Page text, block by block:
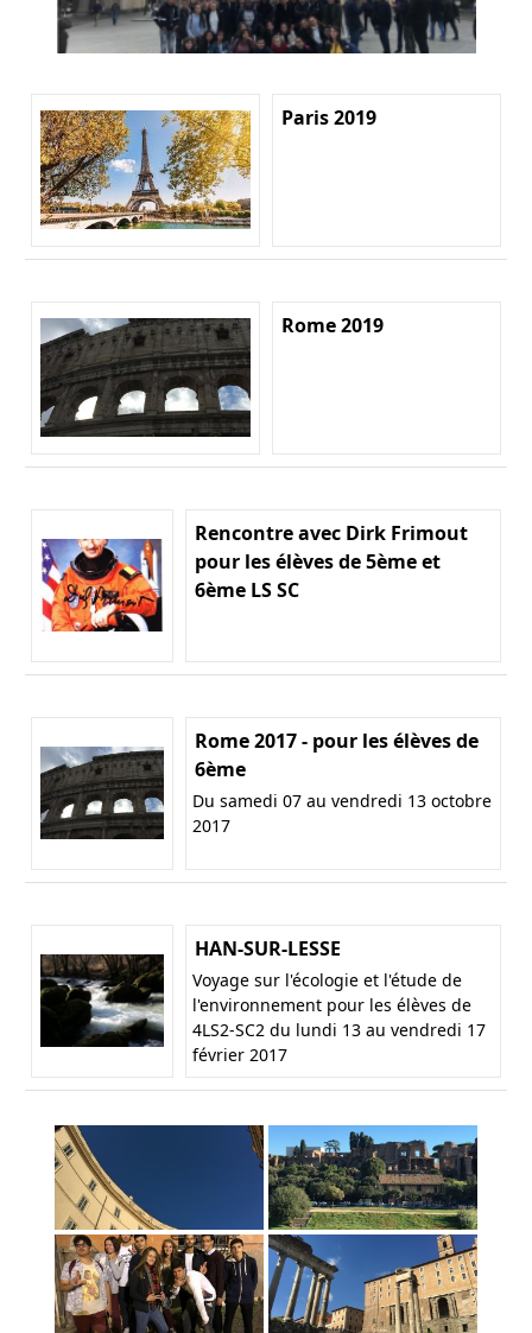
Paris 2019
Rome 2019
Rencontre avec Dirk Frimout
pour les élèves de 5ème et
6ème LS SC
Rome 2017 - pour les élèves de
6ème
Du samedi 07 au vendredi 13 octobre
2017
HAN-SUR-LESSE
Voyage sur l'écologie et l'étude de
l'environnement pour les élèves de
4LS2-SC2 du lundi 13 au vendredi 17
février 2017